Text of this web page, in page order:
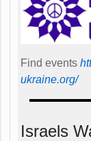
Find events
ukraine.org/
Israels